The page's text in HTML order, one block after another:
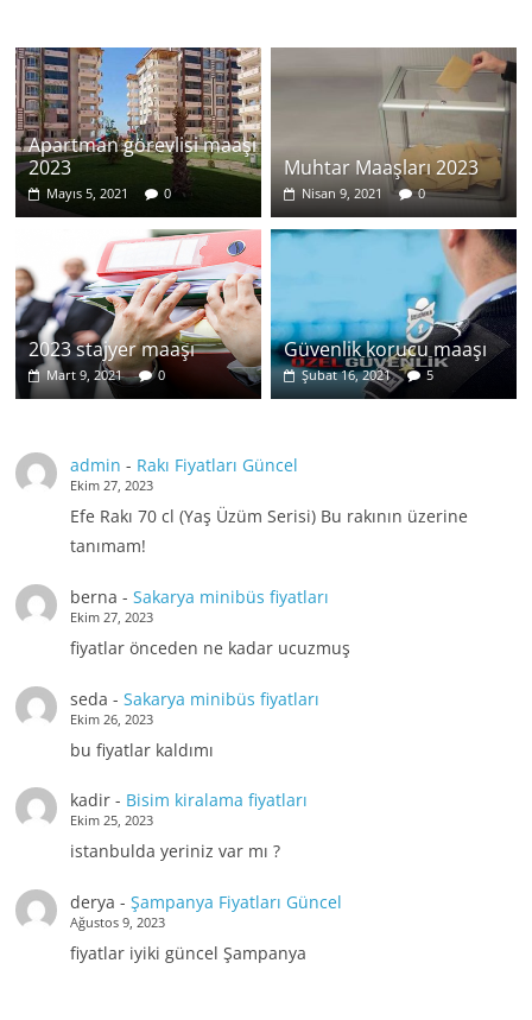
Apartman görevlisi maaşı
2023
Mayıs 5, 2021 0
Muhtar Maaşları 2023
Nisan 9, 2021 0
2023 stajyer maaşı
Mart 9, 2021 0
Güvenlik korucu maaşı
Şubat 16, 2021 5
admin - Rakı Fiyatları Güncel
Ekim 27, 2023
Efe Rakı 70 cl (Yaş Üzüm Serisi) Bu rakının üzerine
tanımam!
berna - Sakarya minibüs fiyatları
Ekim 27, 2023
fiyatlar önceden ne kadar ucuzmuş
seda - Sakarya minibüs fiyatları
Ekim 26, 2023
bu fiyatlar kaldımı
kadir- Bisim kiralama fiyatları
Ekim 25, 2023
istanbulda yeriniz var mı ?
derya - Şampanya Fiyatları Güncel
Ağustos 9, 2023
fiyatlar iyiki güncel Şampanya